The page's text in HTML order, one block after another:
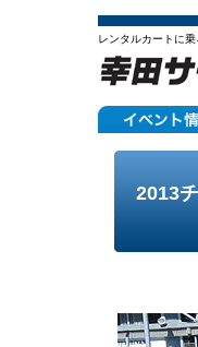
レンタルカートに
2013